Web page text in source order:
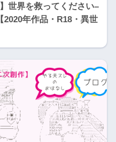
世界を救ってください–
年作品・R18・異世